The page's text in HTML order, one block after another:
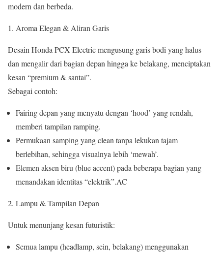
modern dan berbeda.
Aroma Elegan & Aliran Garis
Desain Honda PCX Electric mengusung garis bodi yang halus
dan mengalir dari bagian depan hingga ke belakang, menciptakan
kesan “premium & santai”.
Sebagai contoh:
Fairing depan yang menyatu dengan ‘hood’ yang rendah,
memberi tampilan ramping.
Permukaan samping yang clean tanpa lekukan tajam
berlebihan, sehingga visualnya lebih ‘mewah’.
Elemen aksen biru (blue accent) pada beberapa bagian yang
menandakan identitas “elektrik”.AC
Lampu & Tampilan Depan
Untuk menunjang kesan futuristik:
Semua lampu (headlamp, sein, belakang) menggunakan